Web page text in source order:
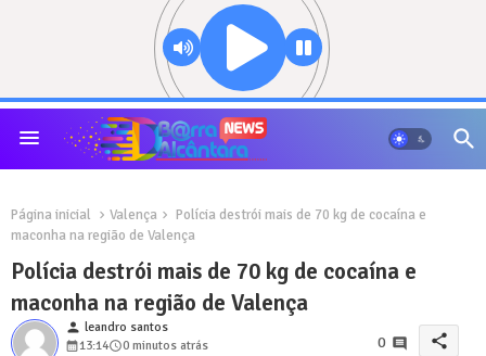
Página inicial Valença
Polícia destrói mais de 70 kg de cocaína e
maconha na região de Valença
Polícia destrói mais de 70 kg de cocaína e
maconha na região de Valença
person leandro santos
13:14
0 minutos atrás 0 share